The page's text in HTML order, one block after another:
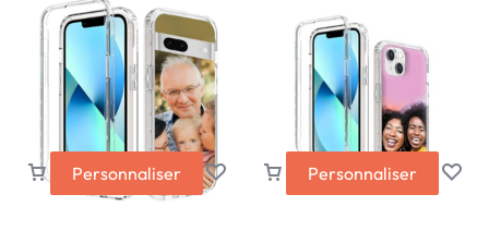
Personnaliser Personnaliser